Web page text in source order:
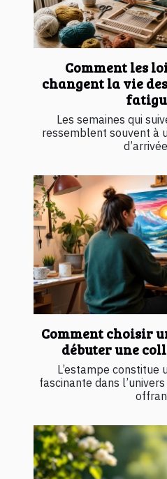
Comment les
changent la vie
Les semaines qui
ressemblent souvent à
Comment choisir
débuter une
L’estampe constitue
fascinante dans